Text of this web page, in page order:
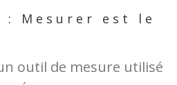
: Mesurer est le